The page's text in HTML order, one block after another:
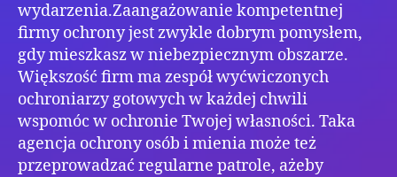
wydarzenia.Zaangażowanie kompetentnej
firmy ochrony jest zwykle dobrym pomysłem,
gdy mieszkasz w niebezpiecznym obszarze.
Większość firm ma zespół wyćwiczonych
ochroniarzy gotowych w każdej chwili
wspomóc w ochronie Twojej własności. Taka
agencja ochrony osób i mienia może też
przeprowadzać regularne patrole, ażeby